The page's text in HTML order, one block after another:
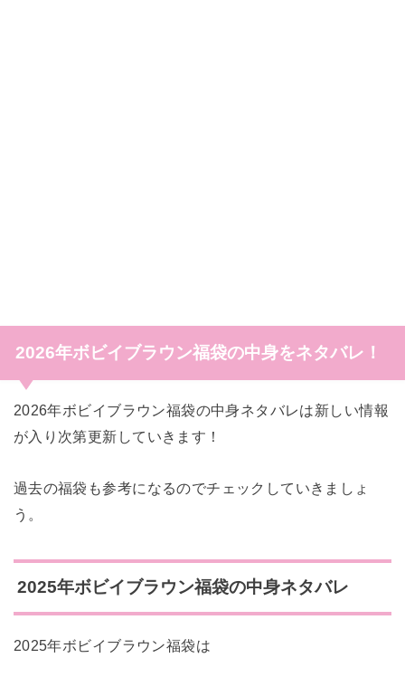
2026年ボビイブラウン福袋の中身をネタバレ！
2026年ボビイブラウン福袋の中身ネタバレは新しい情報
が入り次第更新していきます！
過去の福袋も参考になるのでチェックしていきましょ
う。
2025年ボビイブラウン福袋の中身ネタバレ
2025年ボビイブラウン福袋は